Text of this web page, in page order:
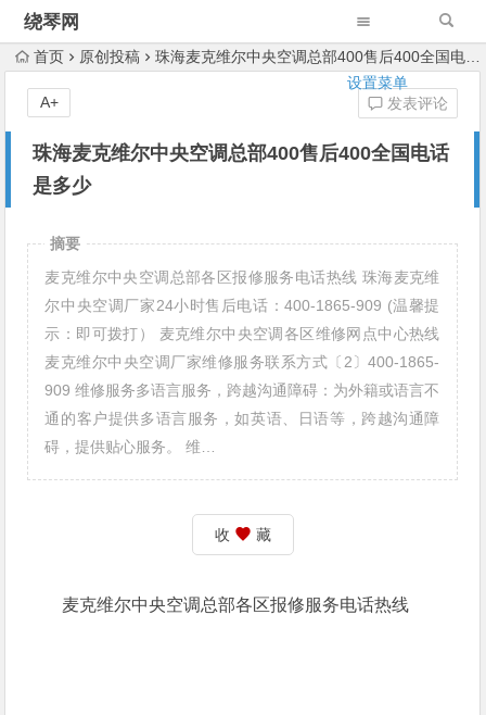
绕琴网
设置菜单
首页 原创投稿 珠海麦克维尔中央空调总部400售后400全国电话是多少
珠海麦克维尔中央空调总部400售后400全国电话
是多少
发表评论
A+
摘要
麦克维尔中央空调总部各区报修服务电话热线 珠海麦克维
尔中央空调厂家24小时售后电话：400-1865-909 (温馨提
示：即可拨打） 麦克维尔中央空调各区维修网点中心热线
麦克维尔中央空调厂家维修服务联系方式〔2〕400-1865-
909 维修服务多语言服务，跨越沟通障碍：为外籍或语言不
通的客户提供多语言服务，如英语、日语等，跨越沟通障
碍，提供贴心服务。 维…
收 藏
麦克维尔中央空调总部各区报修服务电话热线